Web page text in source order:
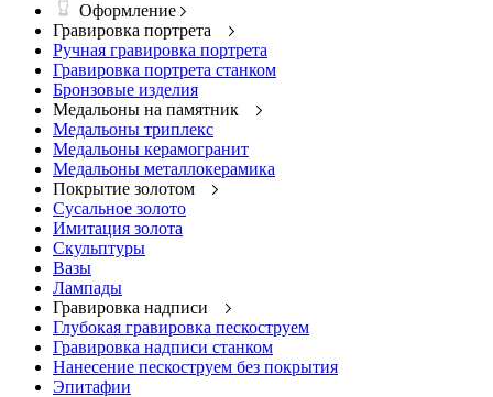
Оформление
Гравировка портрета
Ручная гравировка портрета
Гравировка портрета станком
Бронзовые изделия
Медальоны на памятник
Медальоны триплекс
Медальоны керамогранит
Медальоны металлокерамика
Покрытие золотом
Сусальное золото
Имитация золота
Скульптуры
Вазы
Лампады
Гравировка надписи
Глубокая гравировка пескоструем
Гравировка надписи станком
Нанесение пескоструем без покрытия
Эпитафии